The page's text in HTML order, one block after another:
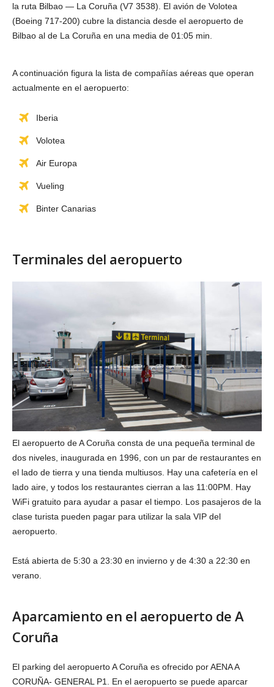
la ruta Bilbao — La Coruña (V7 3538). El avión de Volotea
(Boeing 717-200) cubre la distancia desde el aeropuerto de
Bilbao al de La Coruña en una media de 01:05 min.
A continuación figura la lista de compañías aéreas que operan
actualmente en el aeropuerto:
Iberia
Volotea
Air Europa
Vueling
Binter Canarias
Terminales del aeropuerto
El aeropuerto de A Coruña consta de una pequeña terminal de
dos niveles, inaugurada en 1996, con un par de restaurantes en
el lado de tierra y una tienda multiusos. Hay una cafetería en el
lado aire, y todos los restaurantes cierran a las 11:00PM. Hay
WiFi gratuito para ayudar a pasar el tiempo. Los pasajeros de la
clase turista pueden pagar para utilizar la sala VIP del
aeropuerto.
Está abierta de 5:30 a 23:30 en invierno y de 4:30 a 22:30 en
verano.
Aparcamiento en el aeropuerto de A
Coruña
El parking del aeropuerto A Coruña es ofrecido por AENA A
CORUÑA- GENERAL P1. En el aeropuerto se puede aparcar